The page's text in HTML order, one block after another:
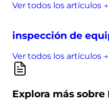
Ver todos los artículos →
inspección de
Ver todos los artículos →
Explora más